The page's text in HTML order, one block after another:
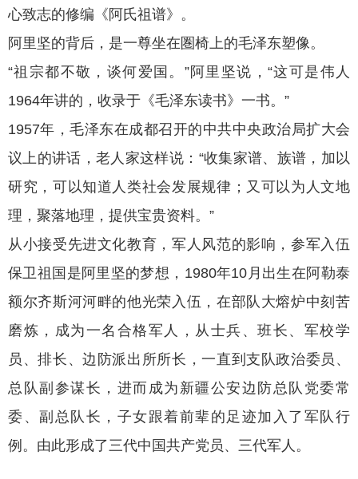
心致志的修编《阿氏祖谱》。
阿里坚的背后，是一尊坐在圏椅上的毛泽东塑像。
“祖宗都不敬，谈何爱国。”阿里坚说，“这可是伟人
1964年讲的，收录于《毛泽东读书》一书。”
1957年，毛泽东在成都召开的中共中央政治局扩大会
议上的讲话，老人家这样说：“收集家谱、族谱，加以
研究，可以知道人类社会发展规律；又可以为人文地
理，聚落地理，提供宝贵资料。”
从小接受先进文化教育，军人风范的影响，参军入伍
保卫祖国是阿里坚的梦想，1980年10月出生在阿勒泰
额尔齐斯河河畔的他光荣入伍，在部队大熔炉中刻苦
磨炼，成为一名合格军人，从士兵、班长、军校学
员、排长、边防派出所所长，一直到支队政治委员、
总队副参谋长，进而成为新疆公安边防总队党委常
委、副总队长，子女跟着前辈的足迹加入了军队行
例。由此形成了三代中国共产党员、三代军人。